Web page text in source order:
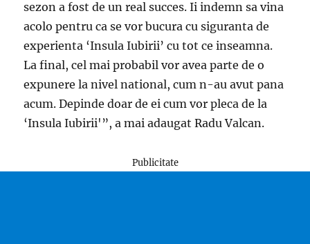
sezon a fost de un real succes. Ii indemn sa vina
acolo pentru ca se vor bucura cu siguranta de
experienta ‘Insula Iubirii’ cu tot ce inseamna.
La final, cel mai probabil vor avea parte de o
expunere la nivel national, cum n-au avut pana
acum. Depinde doar de ei cum vor pleca de la
‘Insula Iubirii'”, a mai adaugat Radu Valcan.
Publicitate